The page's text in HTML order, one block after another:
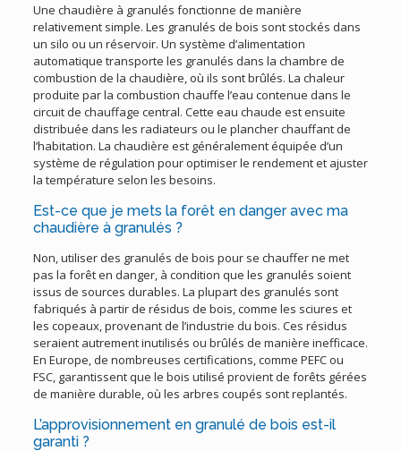
Une chaudière à granulés fonctionne de manière
relativement simple. Les granulés de bois sont stockés dans
un silo ou un réservoir. Un système d’alimentation
automatique transporte les granulés dans la chambre de
combustion de la chaudière, où ils sont brûlés. La chaleur
produite par la combustion chauffe l’eau contenue dans le
circuit de chauffage central. Cette eau chaude est ensuite
distribuée dans les radiateurs ou le plancher chauffant de
l’habitation. La chaudière est généralement équipée d’un
système de régulation pour optimiser le rendement et ajuster
la température selon les besoins.
Est-ce que je mets la forêt en danger avec ma
chaudière à granulés ?
Non, utiliser des granulés de bois pour se chauffer ne met
pas la forêt en danger, à condition que les granulés soient
issus de sources durables. La plupart des granulés sont
fabriqués à partir de résidus de bois, comme les sciures et
les copeaux, provenant de l’industrie du bois. Ces résidus
seraient autrement inutilisés ou brûlés de manière inefficace.
En Europe, de nombreuses certifications, comme PEFC ou
FSC, garantissent que le bois utilisé provient de forêts gérées
de manière durable, où les arbres coupés sont replantés.
L’approvisionnement en granulé de bois est-il
garanti ?